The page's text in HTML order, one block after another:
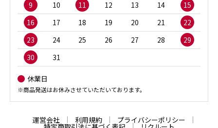
9
10 11 12 13 14
15
16
17 18 19 20 21
22
23
24 25 26 27 28
29
30
31
休業日
※商品発送はお休みさせていただいております。
運営会社 利用規約 プライバシーポリシー